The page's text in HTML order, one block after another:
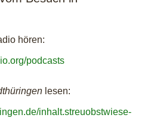
hören:
podcasts
lesen:
inhalt.streuobstwiese-